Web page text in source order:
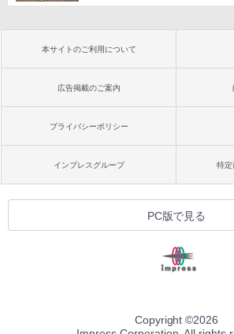
本サイトのご利用について
広告掲載のご案内
プライバシーポリシー
インプレスグループ 特定
PC版で見る
Copyright ©2026